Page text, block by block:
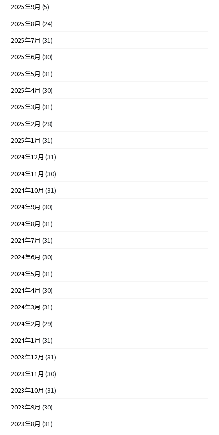
2025年9月 (5)
2025年8月 (24)
2025年7月 (31)
2025年6月 (30)
2025年5月 (31)
2025年4月 (30)
2025年3月 (31)
2025年2月 (28)
2025年1月 (31)
2024年12月 (31)
2024年11月 (30)
2024年10月 (31)
2024年9月 (30)
2024年8月 (31)
2024年7月 (31)
2024年6月 (30)
2024年5月 (31)
2024年4月 (30)
2024年3月 (31)
2024年2月 (29)
2024年1月 (31)
2023年12月 (31)
2023年11月 (30)
2023年10月 (31)
2023年9月 (30)
2023年8月 (31)